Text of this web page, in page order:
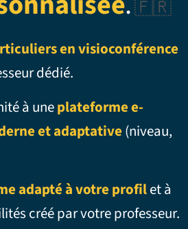
.🇫🇷
en visioconférence
dédié.
à uneplateforme e-
et adaptative (niveau,
adapté à votre profilet à
créé par votre professeur.